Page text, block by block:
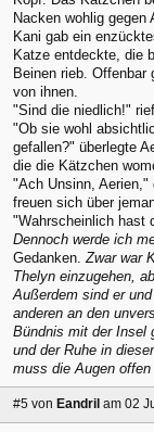
Nacken wohlig gegen
Kani gab ein
Katze entdeckte, die
Beinen rieb. Offenbar
von ihnen.
"Sind die niedlich!"
"Ob sie wohl
gefallen?" überlegte
die die Kätzchen
"Ach Unsinn,
freuen sich über
"Wahrscheinlich hast
Dennoch werde ich
Gedanken. Zwar war
Thelyn einzugehen,
Außerdem sind er
anderen an den
Bündnis mit der Insel
und der Ruhe in
muss die Augen offen
#5 von Eandril am 02